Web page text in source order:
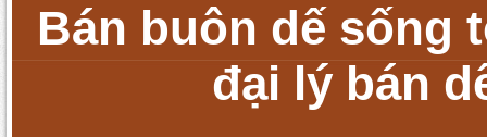
Bán buôn dế sống
đại lý bán